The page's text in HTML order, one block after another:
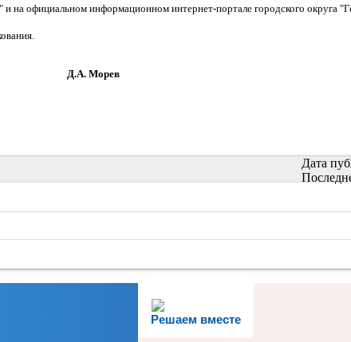
и на официальном информационном интернет-портале городского округа
Дата
Решаем вместе